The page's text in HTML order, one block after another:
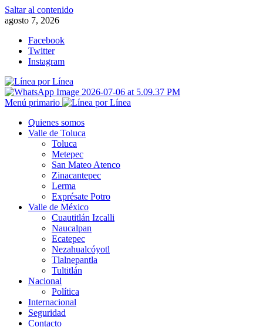
Saltar al contenido
agosto 7, 2026
Facebook
Twitter
Instagram
Menú primario
Quienes somos
Valle de Toluca
Toluca
Metepec
San Mateo Atenco
Zinacantepec
Lerma
Exprésate Potro
Valle de México
Cuautitlán Izcalli
Naucalpan
Ecatepec
Nezahualcóyotl
Tlalnepantla
Tultitlán
Nacional
Política
Internacional
Seguridad
Contacto